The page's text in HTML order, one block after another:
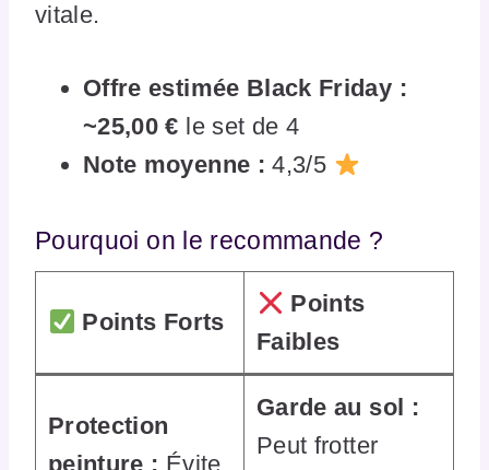
vitale.
Offre estimée Black Friday :
~25,00 € le set de 4
Note moyenne : 4,3/5
Pourquoi on le recommande ?
Points Forts
Points
Faibles
Protection
peinture : Évite
Garde au sol :
Peut frotter